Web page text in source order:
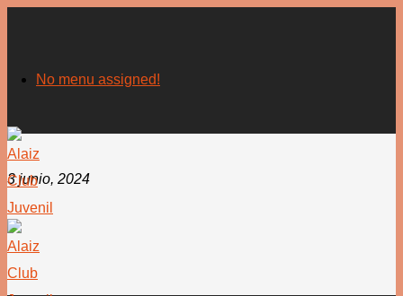
No menu assigned!
κληρώσεισ κινο σκανερ
3 junio, 2024